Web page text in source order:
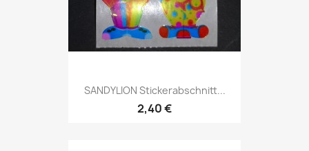
SANDYLION Stickerabschnitt...
2,40 €